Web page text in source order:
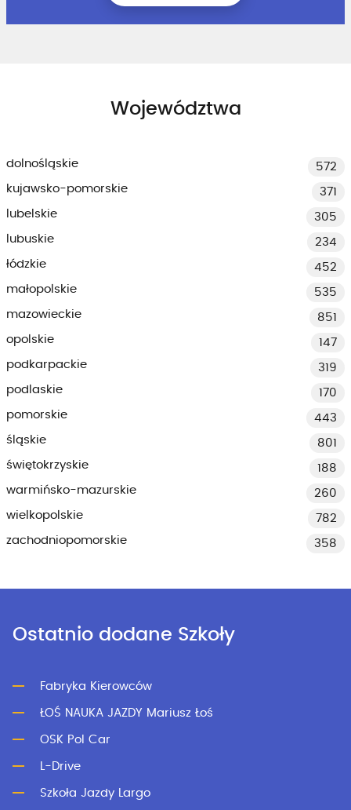
Województwa
dolnośląskie
572
kujawsko-pomorskie
371
lubelskie
305
lubuskie
234
łódzkie
452
małopolskie
535
mazowieckie
851
opolskie
147
podkarpackie
319
podlaskie
170
pomorskie
443
śląskie
801
świętokrzyskie
188
warmińsko-mazurskie
260
wielkopolskie
782
zachodniopomorskie
358
Ostatnio dodane Szkoły
Fabryka Kierowców
ŁOŚ NAUKA JAZDY Mariusz Łoś
OSK Pol Car
L-Drive
Szkoła Jazdy Largo